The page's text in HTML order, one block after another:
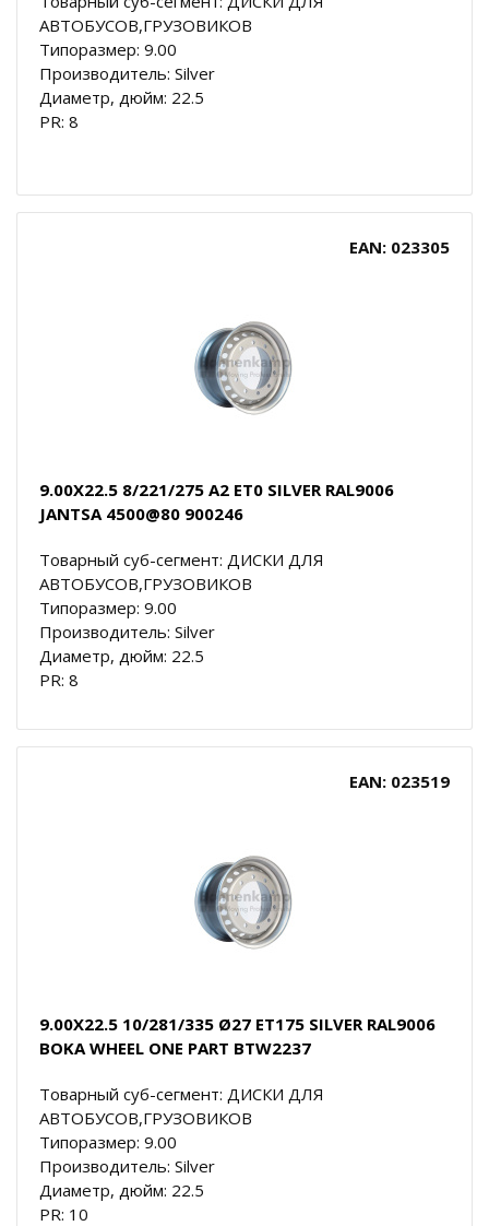
АВТОБУСОВ,ГРУЗОВИКОВ
Типоразмер: 9.00
Производитель: Silver
Диаметр, дюйм: 22.5
PR: 8
EAN: 023305
9.00X22.5 8/221/275 A2 ET0 SILVER RAL9006
JANTSA 4500@80 900246
Товарный суб-сегмент: ДИСКИ ДЛЯ
АВТОБУСОВ,ГРУЗОВИКОВ
Типоразмер: 9.00
Производитель: Silver
Диаметр, дюйм: 22.5
PR: 8
EAN: 023519
9.00X22.5 10/281/335 Ø27 ET175 SILVER RAL9006
BOKA WHEEL ONE PART BTW2237
Товарный суб-сегмент: ДИСКИ ДЛЯ
АВТОБУСОВ,ГРУЗОВИКОВ
Типоразмер: 9.00
Производитель: Silver
Диаметр, дюйм: 22.5
PR: 10